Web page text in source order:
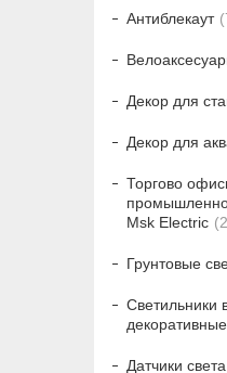
Антиблекаут
Декор для
Декор для
Торгово
Msk Electric
2
Грунтовые
Светильники
декоративные
Датчики